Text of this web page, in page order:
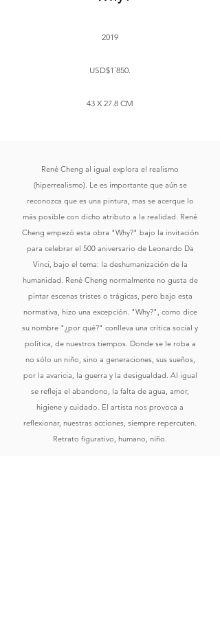
2019
USD$1´850.
43 X 27.8 CM
René Cheng al igual explora el realismo
(hiperrealismo). Le es importante que aún se
reconozca que es una pintura, mas se acerque lo
más posible con dicho atributo a la realidad. René
Cheng empezó esta obra "Why?" bajo la invitación
para celebrar el 500 aniversario de Leonardo Da
Vinci, bajo el tema: la deshumanización de la
humanidad. René Cheng normalmente no gusta de
pintar escenas tristes o trágicas, pero bajo esta
normativa, hizo una excepción. "Why?", como dice
su nombre "¿por qué?" conlleva una crítica social y
política, de nuestros tiempos. Donde se le roba a
no sólo un niño, sino a generaciones, sus sueños,
por la avaricia, la guerra y la desigualdad. Al igual
se refleja el abandono, la falta de agua, amor,
higiene y cuidado. El artista nos provoca a
reflexionar, nuestras acciones, siempre repercuten.
Retrato figurativo, humano, niño.